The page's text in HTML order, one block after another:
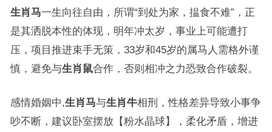
生肖马一生向往自由，所谓“到处为家，揾食不难”，正
是其洒脱本性的体现，明年冲太岁，事业上可能遭打
压，项目推进束手无策，33岁和45岁的属马人需格外谨
慎，避免与生肖鼠合作，否则相冲之力恐致合作破裂。
感情婚姻中,生肖马与生肖牛相刑，性格差异导致小事争
吵不断，建议卧室摆放【粉水晶球】，柔化矛盾，增进